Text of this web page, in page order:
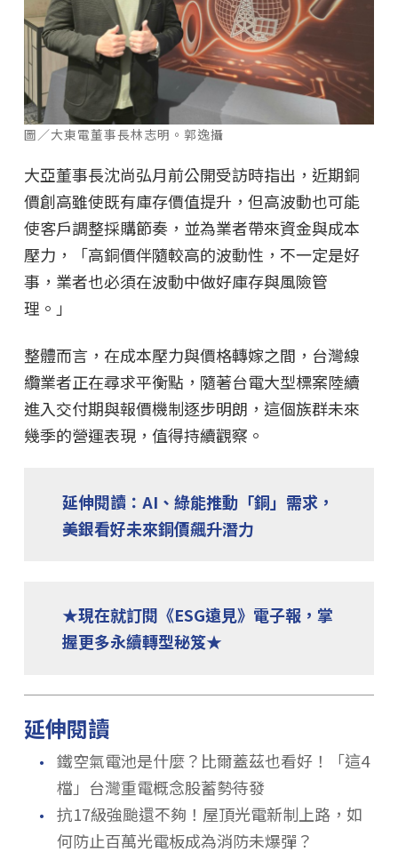
圖／大東電董事長林志明。郭逸攝
大亞董事長沈尚弘月前公開受訪時指出，近期銅
價創高雖使既有庫存價值提升，但高波動也可能
使客戶調整採購節奏，並為業者帶來資金與成本
壓力，「高銅價伴隨較高的波動性，不一定是好
事，業者也必須在波動中做好庫存與風險管
理。」
整體而言，在成本壓力與價格轉嫁之間，台灣線
纜業者正在尋求平衡點，隨著台電大型標案陸續
進入交付期與報價機制逐步明朗，這個族群未來
幾季的營運表現，值得持續觀察。
延伸閱讀：AI、綠能推動「銅」需求，
美銀看好未來銅價飆升潛力
★現在就訂閱《ESG遠見》電子報，掌
握更多永續轉型秘笈★
延伸閱讀
． 鐵空氣電池是什麼？比爾蓋茲也看好！「這4
檔」台灣重電概念股蓄勢待發
． 抗17級強颱還不夠！屋頂光電新制上路，如
何防止百萬光電板成為消防未爆彈？